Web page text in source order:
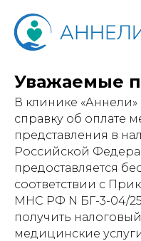
Уважаемые
В клинике
справку об оплате
представления в
Российской
предоставляется
соответствии с
МНС РФ N БГ-3-04/
получить
медицинские